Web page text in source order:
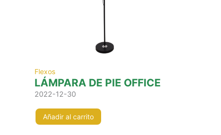
Flexos
LÁMPARA DE PIE OFFICE
2022-12-30
Añadir al carrito